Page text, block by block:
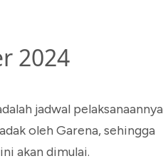
2024
jadwal pelaksanaannya
oleh Garena, sehingga
akan dimulai.